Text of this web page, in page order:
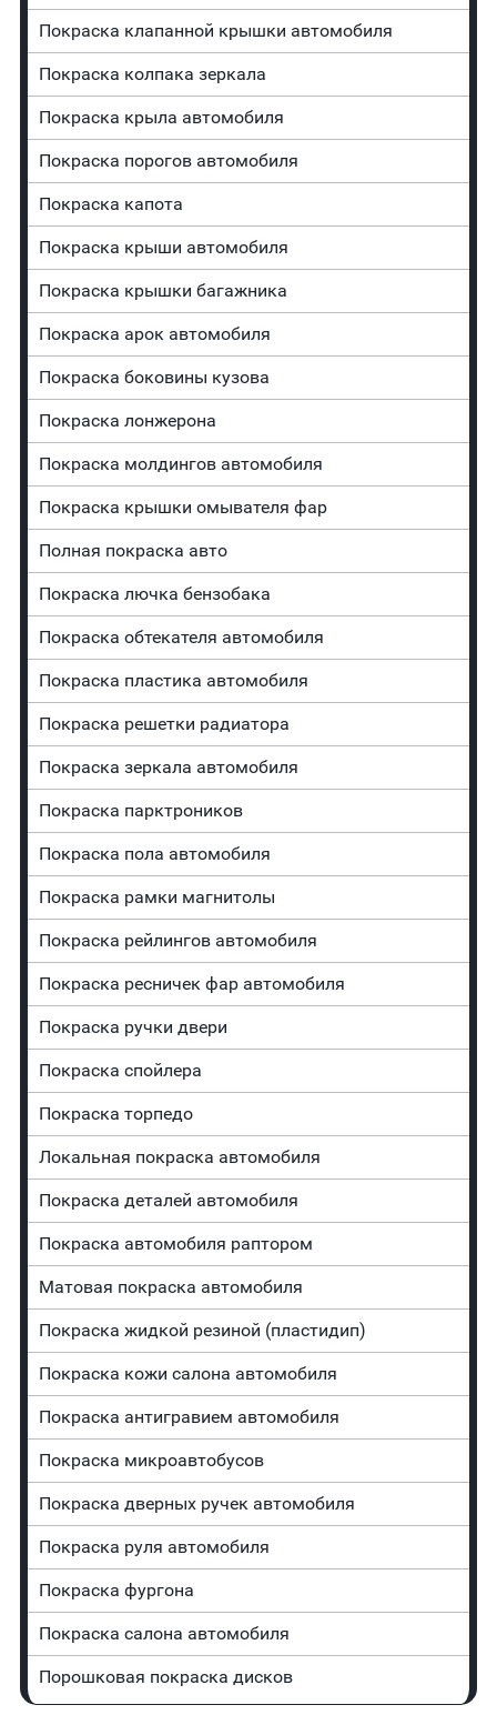
Покраска клапанной крышки автомобиля
Покраска колпака зеркала
Покраска крыла автомобиля
Покраска порогов автомобиля
Покраска капота
Покраска крыши автомобиля
Покраска крышки багажника
Покраска арок автомобиля
Покраска боковины кузова
Покраска лонжерона
Покраска молдингов автомобиля
Покраска крышки омывателя фар
Полная покраска авто
Покраска лючка бензобака
Покраска обтекателя автомобиля
Покраска пластика автомобиля
Покраска решетки радиатора
Покраска зеркала автомобиля
Покраска парктроников
Покраска пола автомобиля
Покраска рамки магнитолы
Покраска рейлингов автомобиля
Покраска ресничек фар автомобиля
Покраска ручки двери
Покраска спойлера
Покраска торпедо
Локальная покраска автомобиля
Покраска деталей автомобиля
Покраска автомобиля раптором
Матовая покраска автомобиля
Покраска жидкой резиной (пластидип)
Покраска кожи салона автомобиля
Покраска антигравием автомобиля
Покраска микроавтобусов
Покраска дверных ручек автомобиля
Покраска руля автомобиля
Покраска фургона
Покраска салона автомобиля
Порошковая покраска дисков